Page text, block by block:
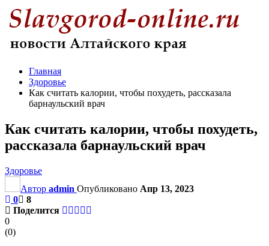
Главная
Здоровье
Как считать калории, чтобы похудеть, рассказала
барнаульский врач
Как считать калории, чтобы похудеть,
рассказала барнаульский врач
Здоровье
Автор admin Опубликовано Апр 13, 2023
0
8
Поделится
0
(0)